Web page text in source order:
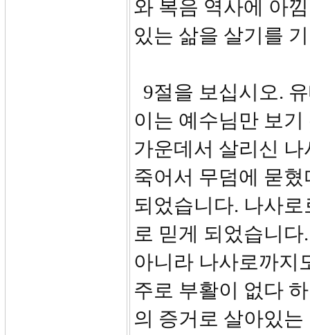
와 복음 역사에 아
있는 삶을 살기를
9절을 보십시오.
이는 예수님만 보
가운데서 살리신
죽어서 무덤에 묻
되었습니다. 나사
로 믿게 되었습니
아니라 나사로까지
주로 부활이 없다
의 증거로 살아있